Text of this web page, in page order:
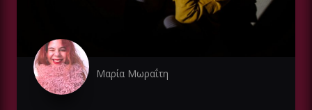
Μαρία Μωραΐτη